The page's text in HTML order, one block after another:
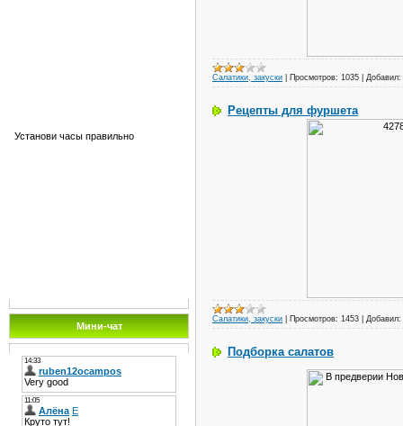
Установи часы правильно
Мини-чат
Салатики, закуски Просмотров: 1035 Добавил:
Рецепты для фуршета
Салатики, закуски Просмотров: 1453 Добавил:
Подборка салатов